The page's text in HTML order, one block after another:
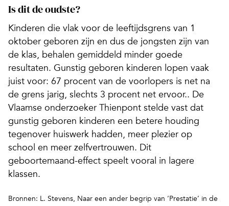
Is dit de oudste?
Kinderen die vlak voor de leeftijdsgrens van 1
oktober geboren zijn en dus de jongsten zijn van
de klas, behalen gemiddeld minder goede
resultaten. Gunstig geboren kinderen lopen vaak
juist voor: 67 procent van de voorlopers is net na
de grens jarig, slechts 3 procent net ervoor.. De
Vlaamse onderzoeker Thienpont stelde vast dat
gunstig geboren kinderen een betere houding
tegenover huiswerk hadden, meer plezier op
school en meer zelfvertrouwen. Dit
geboortemaand-effect speelt vooral in lagere
klassen.
Bronnen: L. Stevens, Naar een ander begrip van ‘Prestatie’ in de